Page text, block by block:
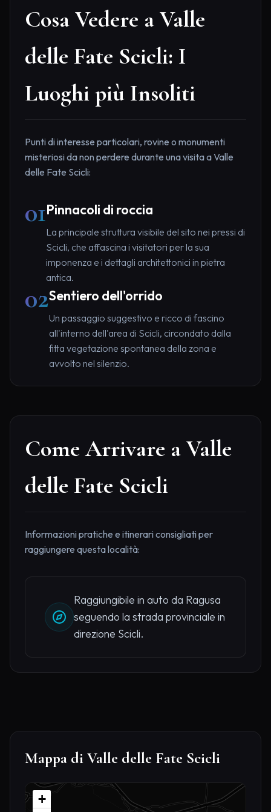
Cosa Vedere a Valle
delle Fate Scicli: I
Luoghi più Insoliti
Punti di interesse particolari, rovine o monumenti
misteriosi da non perdere durante una visita a Valle
delle Fate Scicli:
01Pinnacoli di roccia
La principale struttura visibile del sito nei pressi di
Scicli, che affascina i visitatori per la sua
imponenza e i dettagli architettonici in pietra
antica.
02Sentiero dell'orrido
Un passaggio suggestivo e ricco di fascino
all'interno dell'area di Scicli, circondato dalla
fitta vegetazione spontanea della zona e
avvolto nel silenzio.
Come Arrivare a Valle
delle Fate Scicli
Informazioni pratiche e itinerari consigliati per
raggiungere questa località:
Raggiungibile in auto da Ragusa
seguendo la strada provinciale in
direzione Scicli.
Mappa di Valle delle Fate Scicli
+